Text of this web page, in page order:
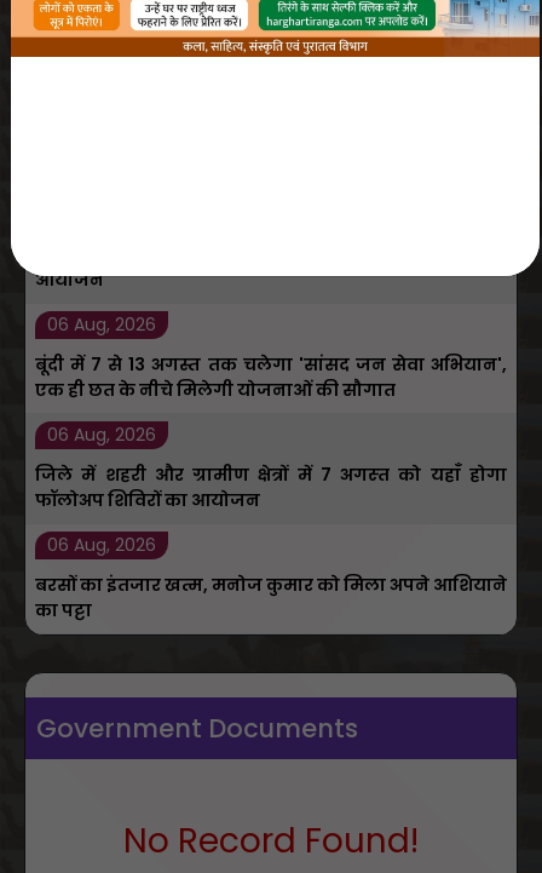
Press Releases View All
आयोजन
06 Aug, 2026
बूंदी में 7 से 13 अगस्त तक चलेगा 'सांसद जन सेवा अभियान',
एक ही छत के नीचे मिलेगी योजनाओं की सौगात
06 Aug, 2026
जिले में शहरी और ग्रामीण क्षेत्रों में 7 अगस्‍त को यहाँ होगा
फॉलोअप शिविरों का आयोजन
06 Aug, 2026
बरसों का इंतजार खत्म, मनोज कुमार को मिला अपने आशियाने
का पट्टा
Government Documents
No Record Found!